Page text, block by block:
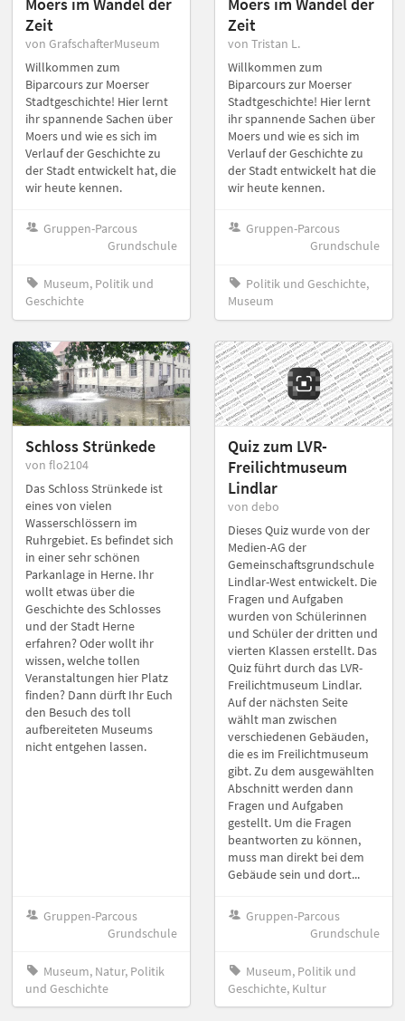
Zeit
von GrafschafterMuseum
Willkommen zum
Biparcours zur Moerser
Stadtgeschichte! Hier lernt
ihr spannende Sachen über
Moers und wie es sich im
Verlauf der Geschichte zu
der Stadt entwickelt hat, die
wir heute kennen.
Gruppen-Parcous
Grundschule
Museum, Politik und
Geschichte
Zeit
von Tristan L.
Willkommen zum
Biparcours zur Moerser
Stadtgeschichte! Hier lernt
ihr spannende Sachen über
Moers und wie es sich im
Verlauf der Geschichte zu
der Stadt entwickelt hat die
wir heute kennen.
Gruppen-Parcous
Grundschule
Politik und Geschichte,
Museum
Schloss Strünkede
von flo2104
Das Schloss Strünkede ist
eines von vielen
Wasserschlössern im
Ruhrgebiet. Es befindet sich
in einer sehr schönen
Parkanlage in Herne. Ihr
wollt etwas über die
Geschichte des Schlosses
und der Stadt Herne
erfahren? Oder wollt ihr
wissen, welche tollen
Veranstaltungen hier Platz
finden? Dann dürft Ihr Euch
den Besuch des toll
aufbereiteten Museums
nicht entgehen lassen.
Gruppen-Parcous
Grundschule
Museum, Natur, Politik
und Geschichte
Quiz zum LVR-
Freilichtmuseum
Lindlar
von debo
Dieses Quiz wurde von der
Medien-AG der
Gemeinschaftsgrundschule
Lindlar-West entwickelt. Die
Fragen und Aufgaben
wurden von Schülerinnen
und Schüler der dritten und
vierten Klassen erstellt. Das
Quiz führt durch das LVR-
Freilichtmuseum Lindlar.
Auf der nächsten Seite
wählt man zwischen
verschiedenen Gebäuden,
die es im Freilichtmuseum
gibt. Zu dem ausgewählten
Abschnitt werden dann
Fragen und Aufgaben
gestellt. Um die Fragen
beantworten zu können,
muss man direkt bei dem
Gebäude sein und dort...
Gruppen-Parcous
Grundschule
Museum, Politik und
Geschichte, Kultur